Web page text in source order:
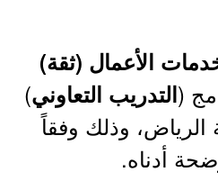
الأعمال (ثقة)
(التدريب التعاوني)
بمدينة الرياض، وذلك وفقاً
أدناه.